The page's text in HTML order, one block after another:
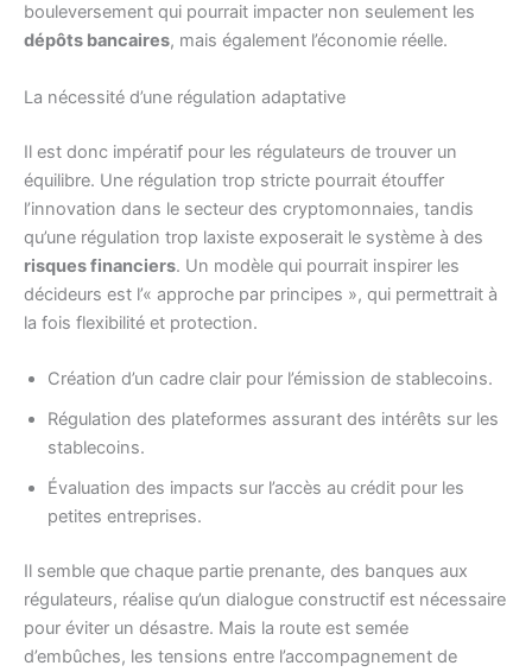
bouleversement qui pourrait impacter non seulement les
dépôts bancaires, mais également l’économie réelle.
La nécessité d’une régulation adaptative
Il est donc impératif pour les régulateurs de trouver un
équilibre. Une régulation trop stricte pourrait étouffer
l’innovation dans le secteur des cryptomonnaies, tandis
qu’une régulation trop laxiste exposerait le système à des
risques financiers. Un modèle qui pourrait inspirer les
décideurs est l’« approche par principes », qui permettrait à
la fois flexibilité et protection.
Création d’un cadre clair pour l’émission de stablecoins.
Régulation des plateformes assurant des intérêts sur les
stablecoins.
Évaluation des impacts sur l’accès au crédit pour les
petites entreprises.
Il semble que chaque partie prenante, des banques aux
régulateurs, réalise qu’un dialogue constructif est nécessaire
pour éviter un désastre. Mais la route est semée
d’embûches, les tensions entre l’accompagnement de